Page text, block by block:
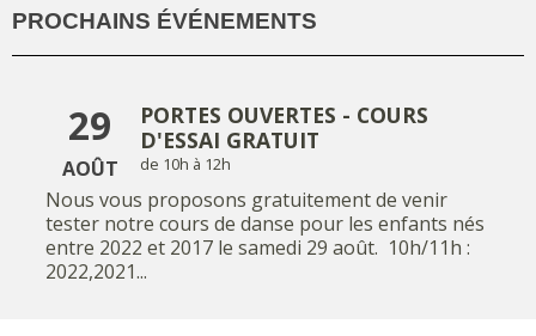
PROCHAINS ÉVÉNEMENTS
29
AOÛT
PORTES OUVERTES - COURS
D'ESSAI GRATUIT
de 10h à 12h
Nous vous proposons gratuitement de venir
tester notre cours de danse pour les enfants nés
entre 2022 et 2017 le samedi 29 août. 10h/11h :
2022,2021...